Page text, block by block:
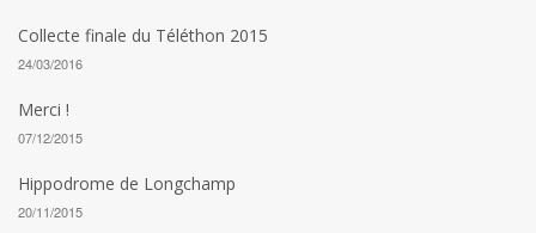
Collecte finale du Téléthon 2015
24/03/2016
Merci !
07/12/2015
Hippodrome de Longchamp
20/11/2015